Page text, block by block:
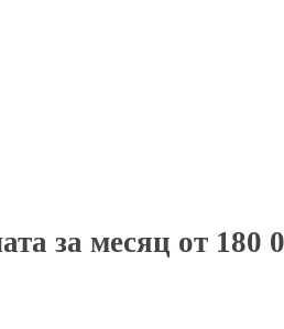
за месяц от 180